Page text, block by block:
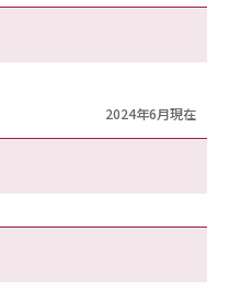
2024年6月現在